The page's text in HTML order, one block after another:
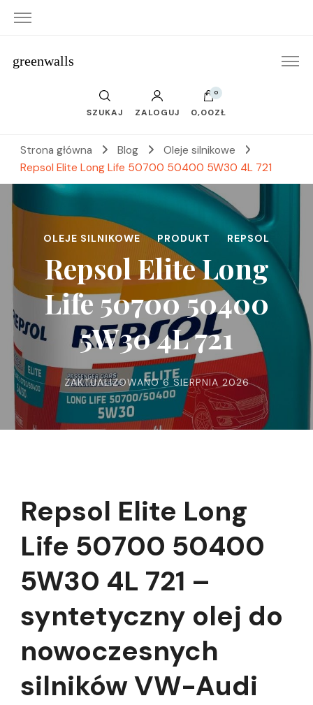
greenwalls
SZUKAJ ZALOGUJ
0
0,00ZŁ
Strona główna Blog
Oleje silnikowe
Repsol Elite Long Life 50700 50400 5W30 4L 721
OLEJE SILNIKOWE PRODUKT REPSOL
Repsol Elite Long
Life 50700 50400
5W30 4L 721
ZAKTUALIZOWANO6 SIERPNIA 2026
Repsol Elite Long
Life 50700 50400
5W30 4L 721 –
syntetyczny olej do
nowoczesnych
silników VW-Audi